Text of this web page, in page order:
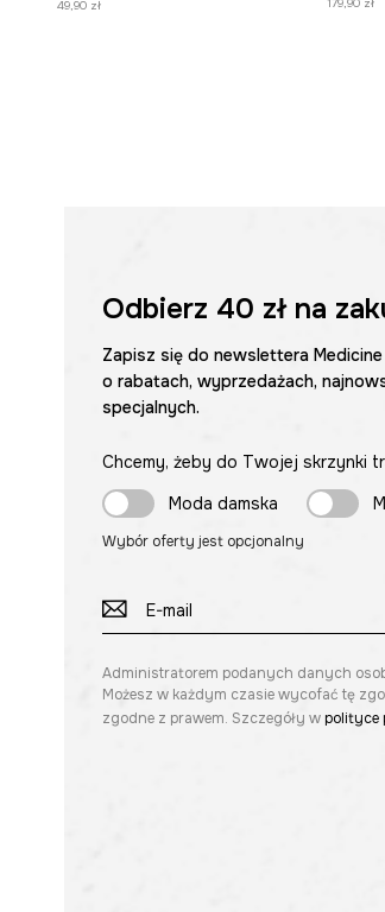
49,90 zł
Odbierz 40 złna
Zapisz się do newslettera
o rabatach, wyprzedażach,
specjalnych.
Chcemy, żeby do Twojej skrzynki
Moda damska
Wybór oferty jest opcjonalny
Administratorem podanych danych
Możesz w każdym czasie wycofać tę
zgodne z prawem. Szczegóły w polityce